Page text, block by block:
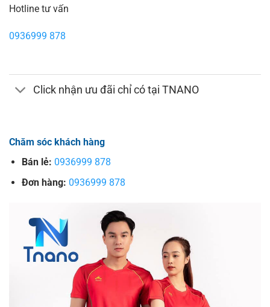
Hotline tư vấn
0936999 878
Click nhận ưu đãi chỉ có tại TNANO
Chăm sóc khách hàng
Bán lẻ: 0936999 878
Đơn hàng: 0936999 878